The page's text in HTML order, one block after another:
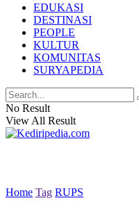
EDUKASI
DESTINASI
PEOPLE
KULTUR
KOMUNITAS
SURYAPEDIA
No Result
View All Result
Home Tag RUPS